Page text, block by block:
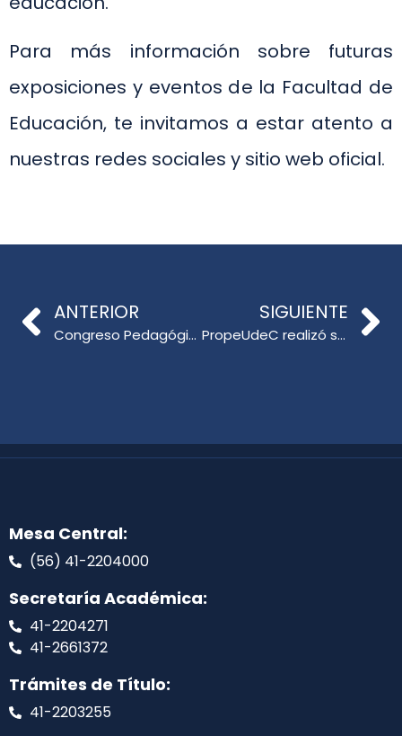
Para más información sobre futuras
exposiciones y eventos de la Facultad de
Educación, te invitamos a estar atento a
nuestras redes sociales y sitio web oficial.
ANTERIOR
Congreso Pedagógico & Curricular, «La Educación es el tema»
SIGUIENTE
PropeUdeC realizó su ceremonia de Inicio de la Cohorte 2023
Mesa Central:
(56) 41-2204000
Secretaría Académica:
41-2204271
41-2661372
Trámites de Título:
41-2203255